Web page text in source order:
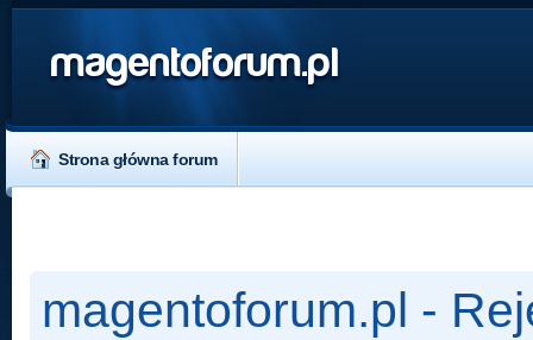
magentoforum.pl
Strona główna forum
magentoforum.pl -